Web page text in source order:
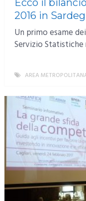
Ecco il
2016 in
Un primo esame
Servizio
AREA